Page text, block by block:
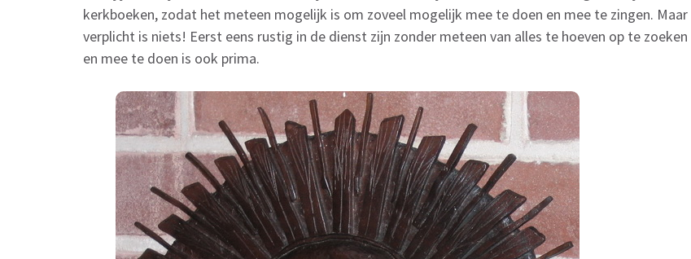
kerkboeken, zodat het meteen mogelijk is om zoveel mogelijk mee te doen en mee te zingen. Maar
verplicht is niets! Eerst eens rustig in de dienst zijn zonder meteen van alles te hoeven op te zoeken
en mee te doen is ook prima.